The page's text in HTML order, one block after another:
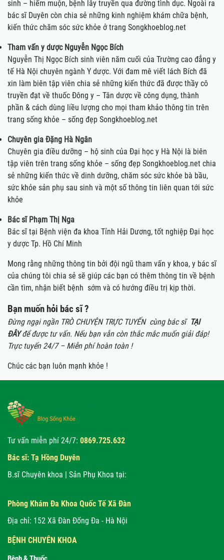
sinh – hiếm muộn, bệnh lây truyền qua đường tình dục. Ngoài ra
bác sĩ Duyên còn chia sẻ những kinh nghiệm khám chữa bệnh,
kiến thức chăm sóc sức khỏe ở trang Songkhoeblog.net
Tham vấn y dược Nguyễn Ngọc Bích
Nguyễn Thị Ngọc Bích sinh viên năm cuối của Trường cao đẳng y
tế Hà Nội chuyên ngành Y dược. Với đam mê viết lách Bích đã
xin làm biên tập viên chia sẻ những kiến thức đã được thầy cô
truyền đạt về thuốc Đông y – Tân dược về công dụng, thành
phần & cách dùng liều lượng cho mọi tham khảo thông tin trên
trang sống khỏe – sống đẹp Songkhoeblog.net
Chuyên gia Đặng Hà Ngân
Chuyên gia điều dưỡng – hộ sinh của Đại học y Hà Nội là biên
tập viên trên trang sống khỏe – sống đẹp Songkhoeblog.net chia
sẻ những kiến thức về dinh dưỡng, chăm sóc sức khỏe bà bầu,
sức khỏe sản phụ sau sinh và một số thông tin liên quan tới sức
khỏe
Bác sĩ Phạm Thị Nga
Bác sĩ tại Bệnh viện đa khoa Tỉnh Hải Dương, tốt nghiệp Đại học
y dược Tp. Hồ Chí Minh
Mong rằng những thông tin bởi đội ngũ tham vấn y khoa, y bác sĩ
của chúng tôi chia sẻ sẽ giúp các bạn có thêm thông tin về bệnh
cần tìm, nhận biết bệnh sớm và có hướng điều trị kịp thời.
Bạn muốn hỏi bác sĩ ?
Đừng ngại ngần TRÒ CHUYỆN TRỰC TUYẾN cùng bác sĩ TẠI
ĐÂYđể được tư vấn. Nếu bạn vẫn còn thắc mắc muốn giải đáp!
Trực tuyến 24/7 – Miễn phí hoàn toàn !
Chúc các bạn luôn mạnh khỏe !
Tư vấn miễn phí 24/7: 0869.725.632
Bác sĩ: Tạ Hồng Duyên
B.sĩ Chuyên khoa | Sản Phụ Khoa tại:
Phòng Khám Đa Khoa Quốc Tế Xã Đàn
Địa chỉ: 152 Xã Đàn Đống Đa - Hà Nội
BỆNH CHUYÊN KHOA